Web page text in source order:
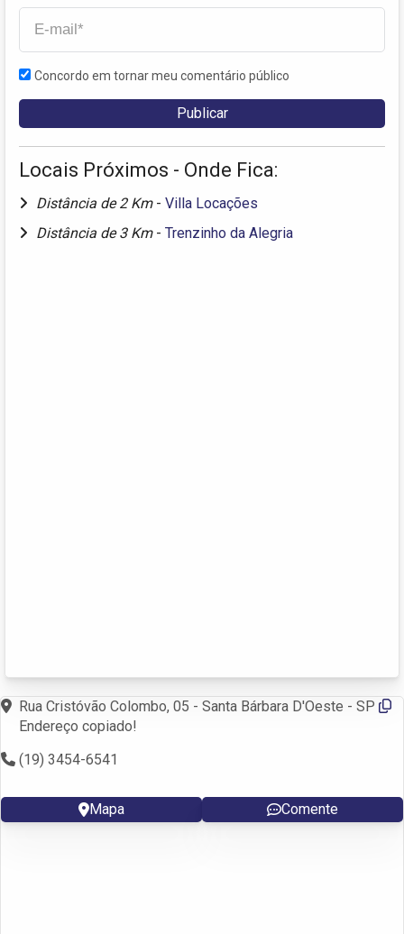
Concordo em tornar meu comentário público
Locais Próximos - Onde Fica:
Distância de 2 Km - Villa Locações
Distância de 3 Km - Trenzinho da Alegria
Rua Cristóvão Colombo, 05 - Santa Bárbara D'Oeste - SP
Endereço copiado!
(19) 3454-6541
Mapa Comente